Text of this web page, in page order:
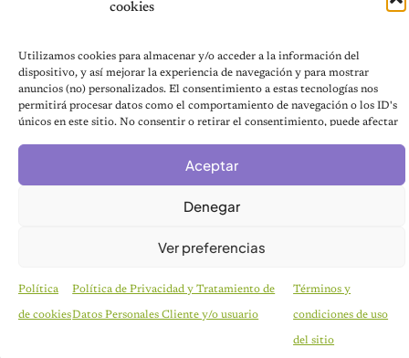
cookies
Utilizamos cookies para almacenar y/o acceder a la información del
dispositivo, y así mejorar la experiencia de navegación y para mostrar
anuncios (no) personalizados. El consentimiento a estas tecnologías nos
permitirá procesar datos como el comportamiento de navegación o los ID's
únicos en este sitio. No consentir o retirar el consentimiento, puede afectar
Aceptar
Denegar
Ver preferencias
Política
de cookies
Política de Privacidad y Tratamiento de
Datos Personales Cliente y/o usuario
Términos y
condiciones de uso
del sitio
CURIOSIDADES
Pareja se despierta y encuentra a una perrita
Política de privacidad